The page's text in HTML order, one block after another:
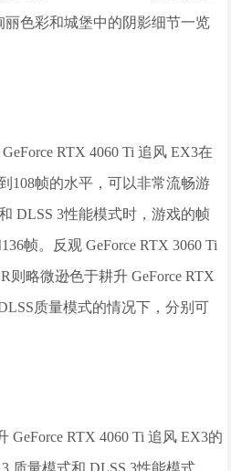
色彩和城堡中的阴影细节一览
RTX 4060 Ti 追风 EX3在
108帧的水平，可以非常流畅游
DLSS 3性能模式时，游戏的帧
帧。反观 GeForce RTX 3060 Ti
则略微逊色于耕升 GeForce RTX
质量模式的情况下，分别可
GeForce RTX 4060 Ti 追风 EX3的
质量模式和 DLSS 3性能模式